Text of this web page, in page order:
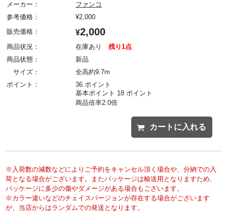
メーカー：
ファンコ
参考価格：
¥2,000
販売価格：
¥2,000
商品状況： 在庫あり
残り1点
商品状態：
新品
サイズ：
全高約9.7m
ポイント：
36 ポイント
基本ポイント 18 ポイント
商品倍率2.0倍
カートに入れる
※入荷数の減数などによりご予約をキャンセル頂く場合や、分納での入
荷となる場合がございます。またパッケージは輸送用となりますため、
パッケージに多少の傷やダメージがある場合もございます。
※カラー違いなどのチェイスバージョンが存在する場合がございます
が、当店からはランダムでの発送となります。